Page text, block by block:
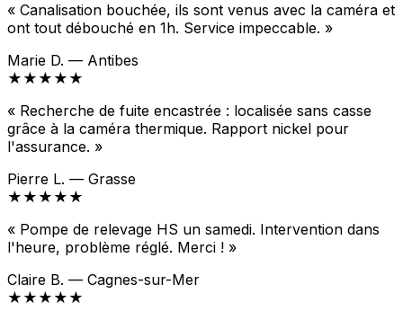
« Canalisation bouchée, ils sont venus avec la caméra et
ont tout débouché en 1h. Service impeccable. »
Marie D. — Antibes
★★★★★
« Recherche de fuite encastrée : localisée sans casse
grâce à la caméra thermique. Rapport nickel pour
l'assurance. »
Pierre L. — Grasse
★★★★★
« Pompe de relevage HS un samedi. Intervention dans
l'heure, problème réglé. Merci ! »
Claire B. — Cagnes-sur-Mer
★★★★★